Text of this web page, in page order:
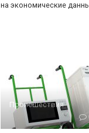
на экономические
Происшествия